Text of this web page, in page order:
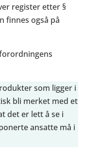
register etter §
finnes også på
som ligger i
bli merket med et
det er lett å se i
ansatte må i